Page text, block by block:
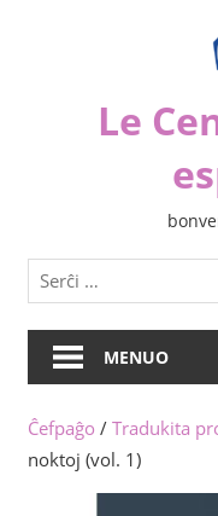
Le
MENUO
Ĉefpaĝo / Tradukita
noktoj (vol. 1)